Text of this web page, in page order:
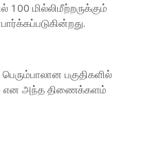
100 மில்லிமீற்றருக்கும்
பகுதிகளில்
என அந்த திணைக்களம்